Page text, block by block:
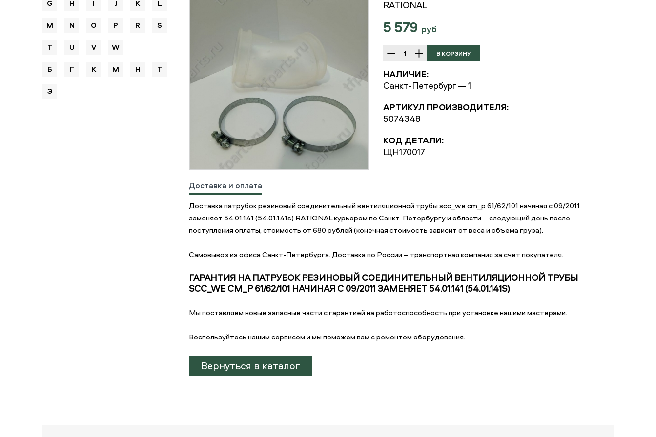
G H I J K L
M N O P R S
T U V W
Б Г К М Н Т
Э
RATIONAL
5 579 руб
НАЛИЧИЕ:
Санкт-Петербург — 1
АРТИКУЛ ПРОИЗВОДИТЕЛЯ:
5074348
КОД ДЕТАЛИ:
ЩН170017
Доставка и оплата
Доставка патрубок резиновый соединительный вентиляционной трубы scc_we cm_p 61/62/101 начиная с 09/2011
заменяет 54.01.141 (54.01.141s) RATIONAL курьером по Санкт-Петербургу и области – следующий день после
поступления оплаты, стоимость от 680 рублей (конечная стоимость зависит от веса и объема груза).
Самовывоз из офиса Санкт-Петербурга. Доставка по России – транспортная компания за счет покупателя.
ГАРАНТИЯ НА ПАТРУБОК РЕЗИНОВЫЙ СОЕДИНИТЕЛЬНЫЙ ВЕНТИЛЯЦИОННОЙ ТРУБЫ
SCC_WE CM_P 61/62/101 НАЧИНАЯ С 09/2011 ЗАМЕНЯЕТ 54.01.141 (54.01.141S)
Мы поставляем новые запасные части с гарантией на работоспособность при установке нашими мастерами.
Воспользуйтесь нашим сервисом и мы поможем вам с ремонтом оборудования.
Вернуться в каталог